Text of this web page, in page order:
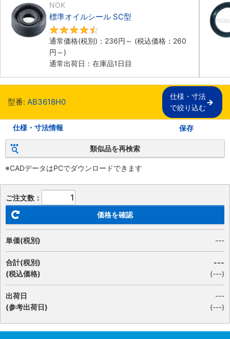
NOK
標準オイルシール SC型
通常価格(税別)： 236円 ～ (税込価格： 260
円 ～)
通常出荷日：在庫品1日目
型番: AB3618H0
仕様・寸法
で絞り込む
仕様・寸法情報 保存
類似品を再検索
※CADデータはPCでダウンロードできます
ご注文数：
価格を確認
単価(税別) ---
合計(税別)
(税込価格)
---
(---)
出荷日
(参考出荷日)
---
(---)